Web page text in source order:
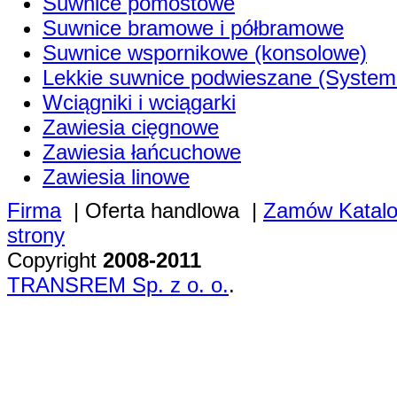
Suwnice bramowe i półbramowe
Suwnice wspornikowe (konsolowe)
Lekkie suwnice podwieszane
Wciągniki i wciągarki
Zawiesia cięgnowe
Zawiesia łańcuchowe
Zawiesia linowe
Firma| Oferta handlowa| Zamów
strony
Copyright 2008-2011
TRANSREM Sp. z o. o..